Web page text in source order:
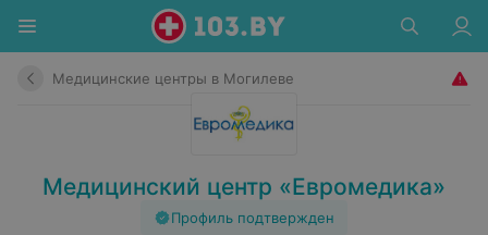
Медицинские центры в Могилеве
Медицинский центр «Евромедика»
Профиль подтвержден